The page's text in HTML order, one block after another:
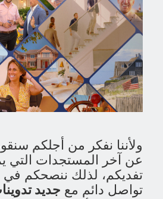
ولأننا نفكر من أجلكم
عن آخر المستجدات التي
تفديكم، لذلك ننصحكم في
تواصل دائم مع جديد